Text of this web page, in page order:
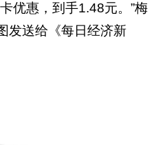
优惠，到手1.48元。”梅
发送给《每日经济新